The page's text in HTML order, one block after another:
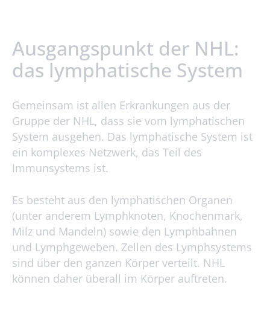
Ausgangspunkt der NHL:
das lymphatische System
Gemeinsam ist allen Erkrankungen aus der
Gruppe der NHL, dass sie vom lymphatischen
System ausgehen. Das lymphatische System ist
ein komplexes Netzwerk, das Teil des
Immunsystems ist.
Es besteht aus den lymphatischen Organen
(unter anderem Lymphknoten, Knochenmark,
Milz und Mandeln) sowie den Lymphbahnen
und Lymphgeweben. Zellen des Lymphsystems
sind über den ganzen Körper verteilt. NHL
können daher überall im Körper auftreten.